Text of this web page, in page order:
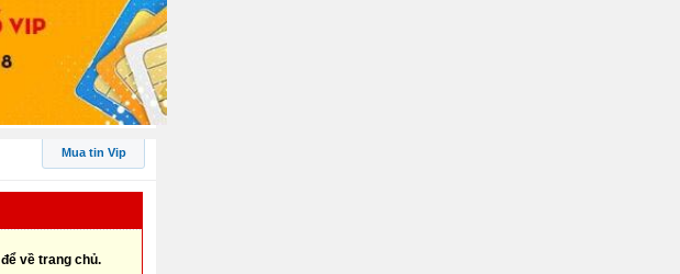
Mua tin Vip
để về trang chủ.